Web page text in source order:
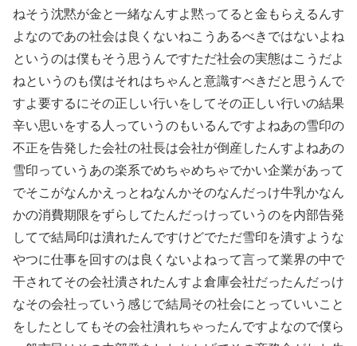
ねそう沈黙が金と一緒なんすよ黙ってると金もらえるんす
よなのであの社会は良くないねこうあるべきではないよね
というのは僕もそう思うんですただ社会の実態はこうだよ
ねというのも僕はそれはちゃんと意識すべきだと思うんで
すよ要するにその正しい行いをしてその正しい行いの結果
辛い思いをする人っていうのもいるんですよねあの雪印の
不正を告発した会社の社長は会社が倒産したんすよねあの
雪印っていうあの楽系でめちゃめちゃでかい企業があって
でそこがなんかえっとねなんかそのなんだっけ牛乳かなん
かの消費期限をずらしてたんだっけっていうのを内部告発
してで結局印は潰れたんですけどでただ雪印を潰すような
やつに仕事を回すのは良くないよねって言って業界の中で
干されてその会社潰されたんすよ倉庫会社だったんだっけ
なその会社っていう感じで結局その社会にとっていいこと
をしたとしてもその会社潰れちゃったんですよなので僕ら